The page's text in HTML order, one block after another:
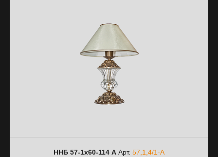
ННБ 57-1х60-114 А Арт. 57,1,4/1-А